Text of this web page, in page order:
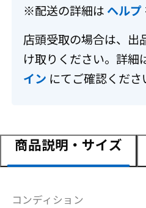
※配送の詳細は ヘルプ
店頭受取の場合は、出
け取りください。詳細
イン にてご確認くださ
商品説明・サイズ
コンディション